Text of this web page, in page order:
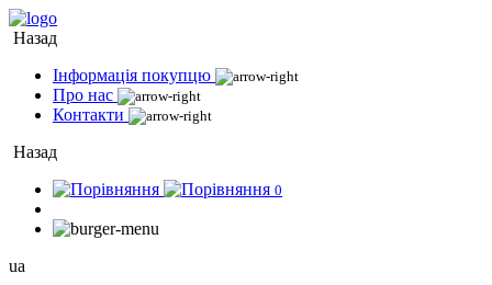
Назад
Інформація покупцю
Про нас
Контакти
Назад
0
ua